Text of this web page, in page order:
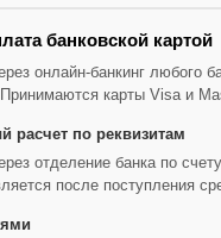
банковской картой
онлайн-банкинг любого
карты Visa и
расчет по реквизитам
отделение банка по
после поступления